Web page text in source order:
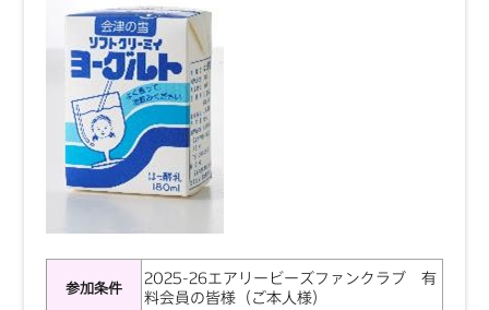
参加条件
2025-26エアリービーズファンクラブ 有
料会員の皆様（ご本人様）